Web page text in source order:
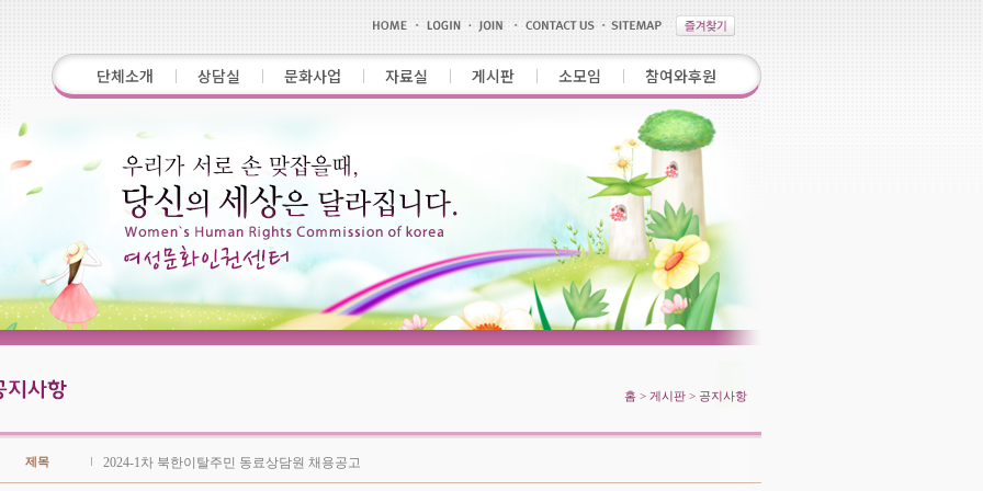
단체소개 상담실 문화사업 자료실 게시판 소모임 참여와후원
홈 > 게시판 > 공지사항
제목 2024-1차 북한이탈주민 동료상담원 채용공고